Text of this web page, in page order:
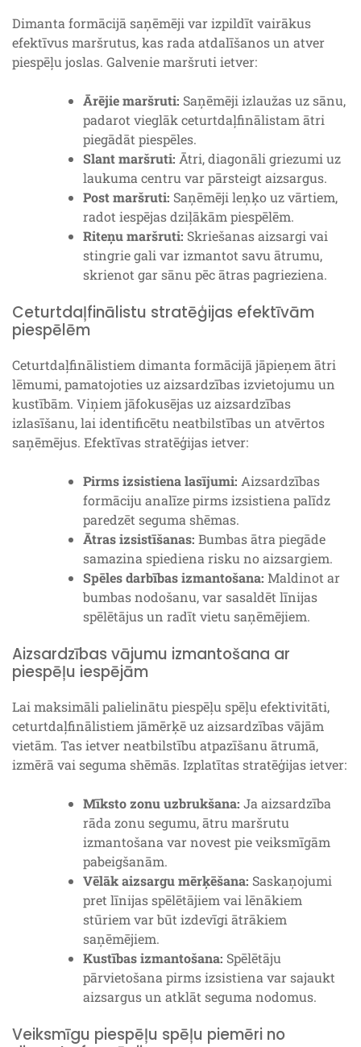
Dimanta formācijā saņēmēji var izpildīt vairākus
efektīvus maršrutus, kas rada atdalīšanos un atver
piespēļu joslas. Galvenie maršruti ietver:
Ārējie maršruti: Saņēmēji izlaužas uz sānu,
padarot vieglāk ceturtdaļfinālistam ātri
piegādāt piespēles.
Slant maršruti: Ātri, diagonāli griezumi uz
laukuma centru var pārsteigt aizsargus.
Post maršruti: Saņēmēji leņķo uz vārtiem,
radot iespējas dziļākām piespēlēm.
Riteņu maršruti: Skriešanas aizsargi vai
stingrie gali var izmantot savu ātrumu,
skrienot gar sānu pēc ātras pagrieziena.
Ceturtdaļfinālistu stratēģijas efektīvām
piespēlēm
Ceturtdaļfinālistiem dimanta formācijā jāpieņem ātri
lēmumi, pamatojoties uz aizsardzības izvietojumu un
kustībām. Viņiem jāfokusējas uz aizsardzības
izlasīšanu, lai identificētu neatbilstības un atvērtos
saņēmējus. Efektīvas stratēģijas ietver:
Pirms izsistiena lasījumi: Aizsardzības
formāciju analīze pirms izsistiena palīdz
paredzēt seguma shēmas.
Ātras izsistīšanas: Bumbas ātra piegāde
samazina spiediena risku no aizsargiem.
Spēles darbības izmantošana: Maldinot ar
bumbas nodošanu, var sasaldēt līnijas
spēlētājus un radīt vietu saņēmējiem.
Aizsardzības vājumu izmantošana ar
piespēļu iespējām
Lai maksimāli palielinātu piespēļu spēļu efektivitāti,
ceturtdaļfinālistiem jāmērķē uz aizsardzības vājām
vietām. Tas ietver neatbilstību atpazīšanu ātrumā,
izmērā vai seguma shēmās. Izplatītas stratēģijas ietver:
Mīksto zonu uzbrukšana: Ja aizsardzība
rāda zonu segumu, ātru maršrutu
izmantošana var novest pie veiksmīgām
pabeigšanām.
Vēlāk aizsargu mērķēšana: Saskaņojumi
pret līnijas spēlētājiem vai lēnākiem
stūriem var būt izdevīgi ātrākiem
saņēmējiem.
Kustības izmantošana: Spēlētāju
pārvietošana pirms izsistiena var sajaukt
aizsargus un atklāt seguma nodomus.
Veiksmīgu piespēļu spēļu piemēri no